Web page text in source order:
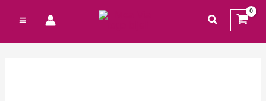
sadržaj
traži
proizvod
ima
Total: